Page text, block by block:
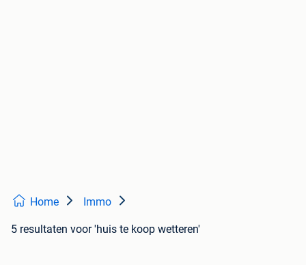
Home Immo
5 resultaten voor 'huis te koop wetteren'